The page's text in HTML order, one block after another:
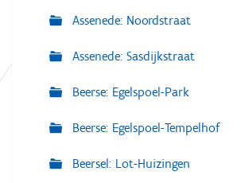
Assenede: Noordstraat
Assenede: Sasdijkstraat
Beerse: Egelspoel-Park
Beerse: Egelspoel-Tempelhof
Beersel: Lot-Huizingen